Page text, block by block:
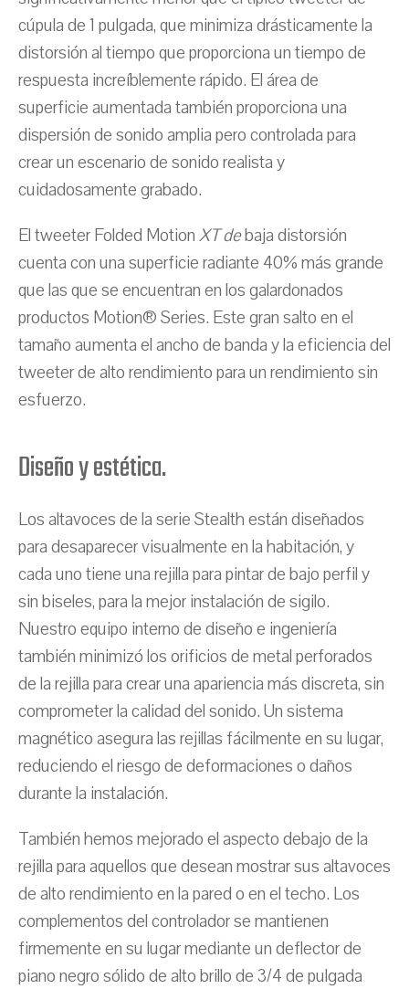
cúpula de 1 pulgada, que minimiza drásticamente la
distorsión al tiempo que proporciona un tiempo de
respuesta increíblemente rápido. El área de
superficie aumentada también proporciona una
dispersión de sonido amplia pero controlada para
crear un escenario de sonido realista y
cuidadosamente grabado.
El tweeter Folded MotionXT debaja distorsión
cuenta con una superficie radiante 40% más grande
que las que se encuentran en los galardonados
productos Motion® Series. Este gran salto en el
tamaño aumenta el ancho de banda y la eficiencia del
tweeter de alto rendimiento para un rendimiento sin
esfuerzo.
Diseño y estética.
Los altavoces de la serie Stealth están diseñados
para desaparecer visualmente en la habitación, y
cada uno tiene una rejilla para pintar de bajo perfil y
sin biseles, para la mejor instalación de sigilo.
Nuestro equipo interno de diseño e ingeniería
también minimizó los orificios de metal perforados
de la rejilla para crear una apariencia más discreta, sin
comprometer la calidad del sonido. Un sistema
magnético asegura las rejillas fácilmente en su lugar,
reduciendo el riesgo de deformaciones o daños
durante la instalación.
También hemos mejorado el aspecto debajo de la
rejilla para aquellos que desean mostrar sus altavoces
de alto rendimiento en la pared o en el techo. Los
complementos del controlador se mantienen
firmemente en su lugar mediante un deflector de
piano negro sólido de alto brillo de 3/4 de pulgada